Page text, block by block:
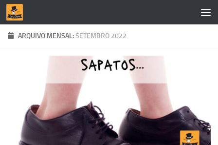
Skip to content
ARQUIVO MENSAL:SETEMBRO 2022